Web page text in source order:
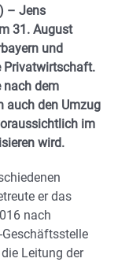
– Jens
31. August
und
Privatwirtschaft.
nach dem
auch den Umzug
im
wird.
er das
nach
Leitung der